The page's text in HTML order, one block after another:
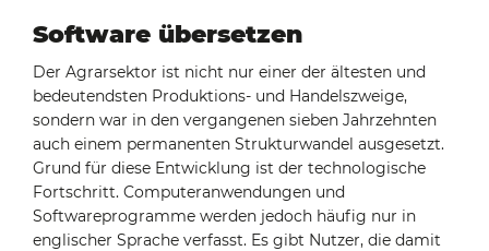
Software übersetzen
Der Agrarsektor ist nicht nur einer der ältesten und
bedeutendsten Produktions- und Handelszweige,
sondern war in den vergangenen sieben Jahrzehnten
auch einem permanenten Strukturwandel ausgesetzt.
Grund für diese Entwicklung ist der technologische
Fortschritt. Computeranwendungen und
Softwareprogramme werden jedoch häufig nur in
englischer Sprache verfasst. Es gibt Nutzer, die damit